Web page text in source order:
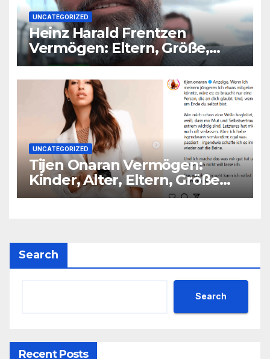
UNCATEGORIZED
Heinz Harald Frentzen
Vermögen: Eltern, Größe,
Partner, Alter
UNCATEGORIZED
Tijen Onaran Vermögen:
Kinder, Alter, Eltern, Größe
Partner
Search
Search
Recent Posts